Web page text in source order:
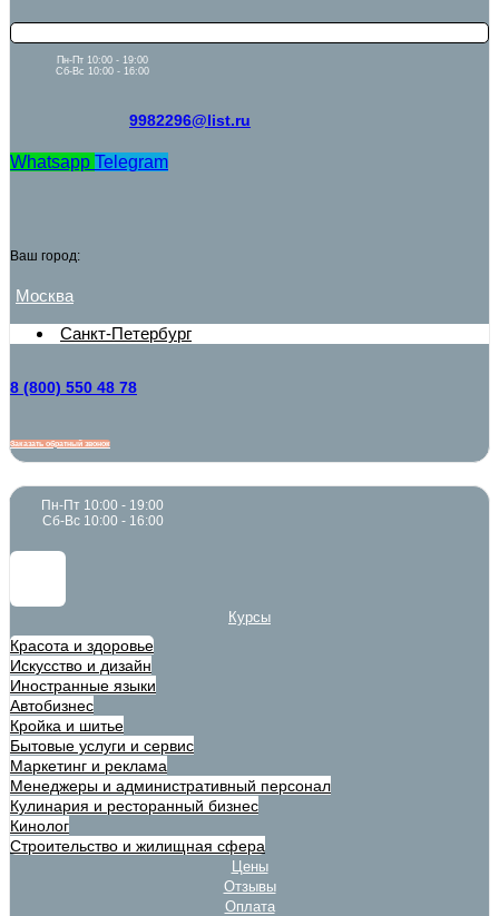
Пн-Пт 10:00 - 19:00
Сб-Вс 10:00 - 16:00
9982296@list.ru
Whatsapp Telegram
Ваш город:
Москва
Санкт-Петербург
8 (800) 550 48 78
Заказать обратный звонок
Пн-Пт 10:00 - 19:00
Сб-Вс 10:00 - 16:00
Курсы
Красота и здоровье
Искусство и дизайн
Иностранные языки
Автобизнес
Кройка и шитье
Бытовые услуги и сервис
Маркетинг и реклама
Менеджеры и административный персонал
Кулинария и ресторанный бизнес
Кинолог
Строительство и жилищная сфера
Цены
Отзывы
Оплата